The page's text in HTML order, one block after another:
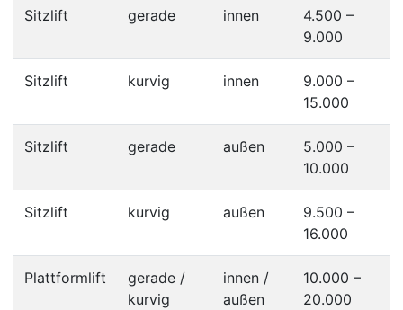
Sitzlift gerade innen
4.500 –
9.000
Sitzlift kurvig innen
9.000 –
15.000
Sitzlift gerade außen
5.000 –
10.000
Sitzlift kurvig außen
9.500 –
16.000
Plattformlift
gerade /
kurvig
innen /
außen
10.000 –
20.000